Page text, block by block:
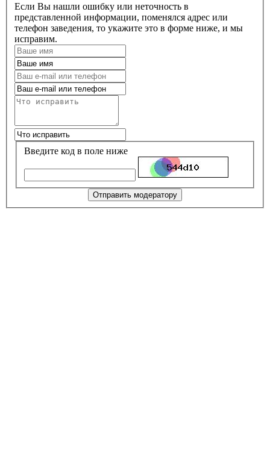
Если Вы нашли ошибку или неточность в
представленной информации, поменялся адрес или
телефон заведения, то укажите это в форме ниже, и мы
исправим.
Введите код в поле ниже
Отправить модератору